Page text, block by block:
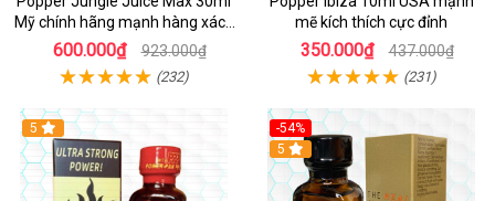
Mỹ chính hãng mạnh hàng xách
tay kích thích
600.000₫ 923.000₫
(232)
mẽ kích thích cực đỉnh
350.000₫ 437.000₫
(231)
5
-54%
5